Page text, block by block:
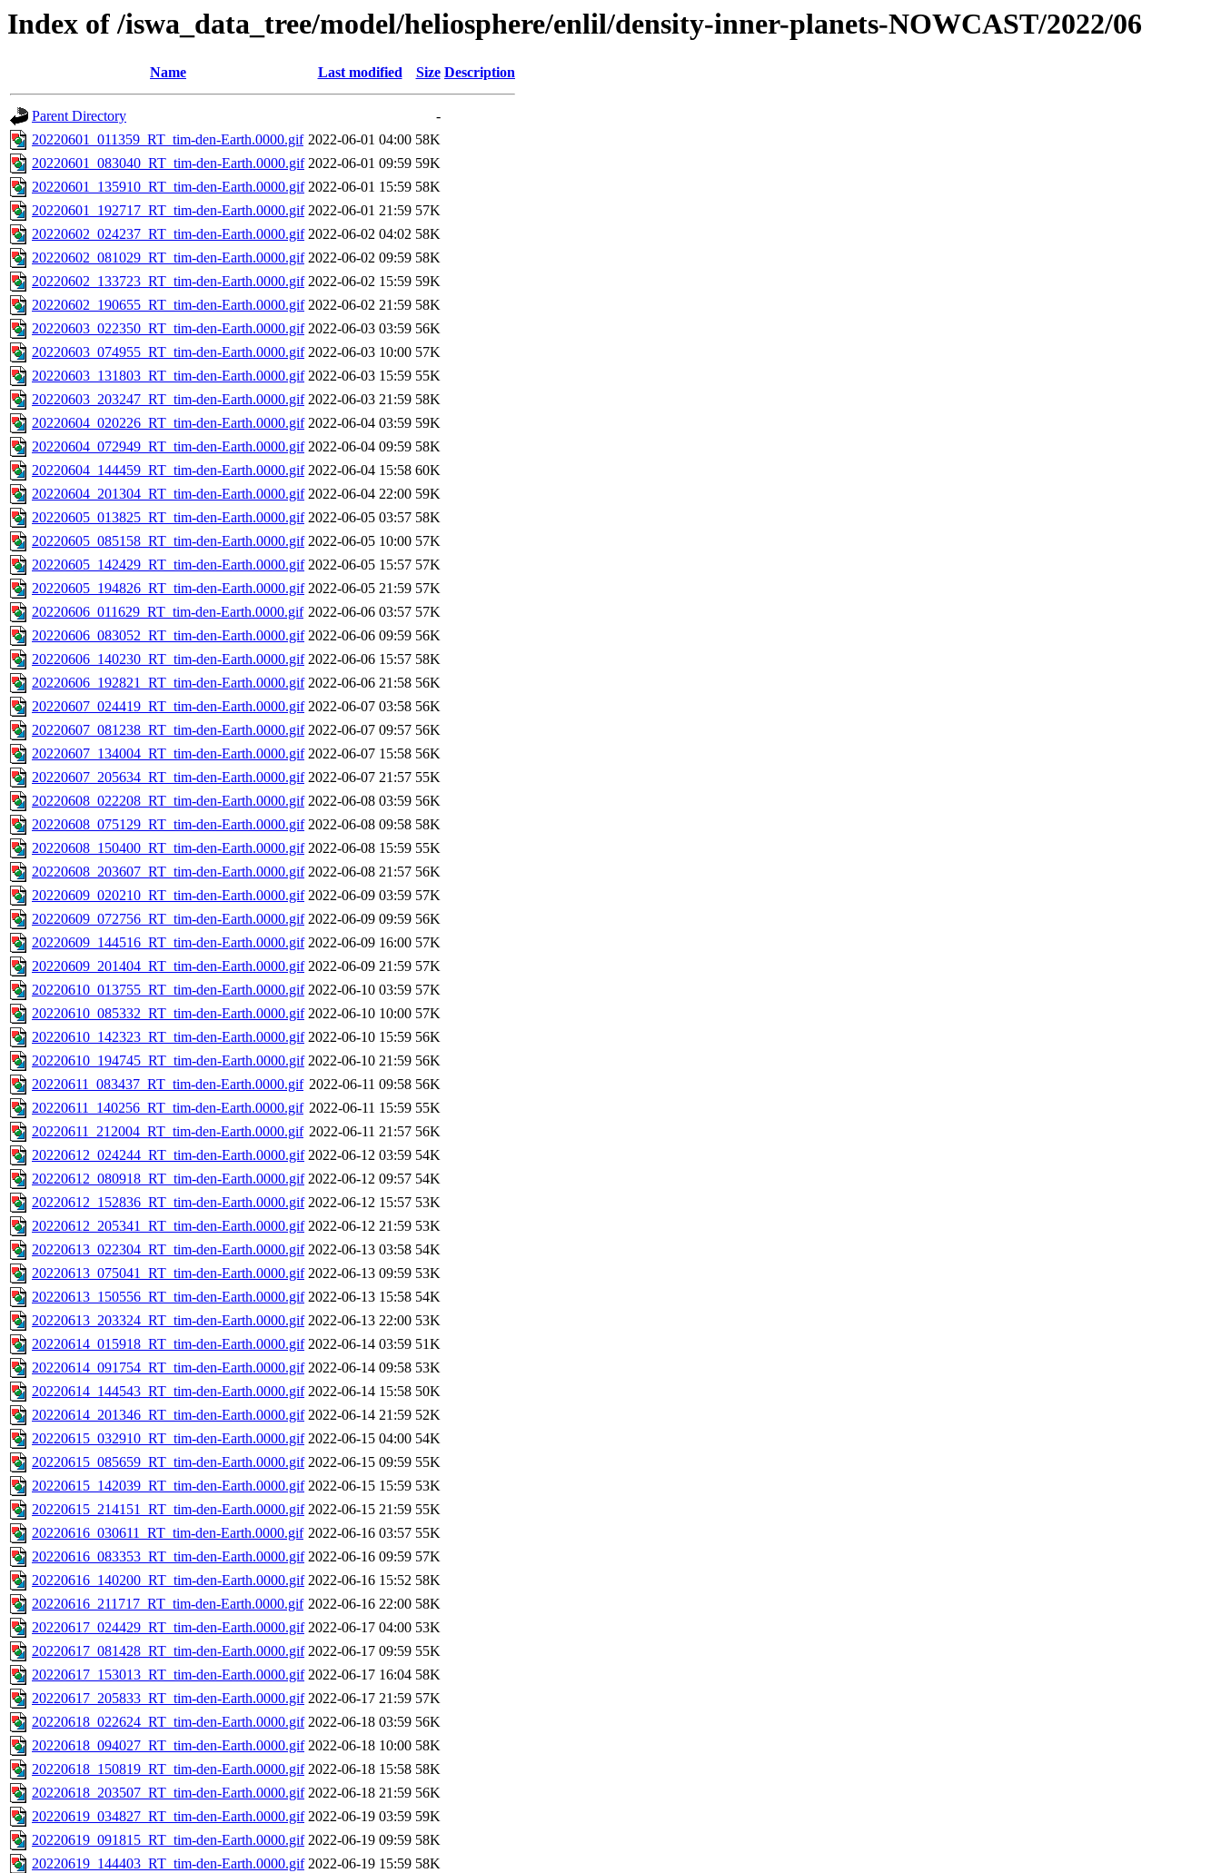
Index of /iswa_data_tree/model/heliosphere/enlil/density-inner-planets-NOWCAST/2022/06
Name Last modified Size Description
Parent Directory
-
20220601_011359_RT_tim-den-Earth.0000.gif 2022-06-01 04:00 58K
20220601_083040_RT_tim-den-Earth.0000.gif 2022-06-01 09:59 59K
20220601_135910_RT_tim-den-Earth.0000.gif 2022-06-01 15:59 58K
20220601_192717_RT_tim-den-Earth.0000.gif 2022-06-01 21:59 57K
20220602_024237_RT_tim-den-Earth.0000.gif 2022-06-02 04:02 58K
20220602_081029_RT_tim-den-Earth.0000.gif 2022-06-02 09:59 58K
20220602_133723_RT_tim-den-Earth.0000.gif 2022-06-02 15:59 59K
20220602_190655_RT_tim-den-Earth.0000.gif 2022-06-02 21:59 58K
20220603_022350_RT_tim-den-Earth.0000.gif 2022-06-03 03:59 56K
20220603_074955_RT_tim-den-Earth.0000.gif 2022-06-03 10:00 57K
20220603_131803_RT_tim-den-Earth.0000.gif 2022-06-03 15:59 55K
20220603_203247_RT_tim-den-Earth.0000.gif 2022-06-03 21:59 58K
20220604_020226_RT_tim-den-Earth.0000.gif 2022-06-04 03:59 59K
20220604_072949_RT_tim-den-Earth.0000.gif 2022-06-04 09:59 58K
20220604_144459_RT_tim-den-Earth.0000.gif 2022-06-04 15:58 60K
20220604_201304_RT_tim-den-Earth.0000.gif 2022-06-04 22:00 59K
20220605_013825_RT_tim-den-Earth.0000.gif 2022-06-05 03:57 58K
20220605_085158_RT_tim-den-Earth.0000.gif 2022-06-05 10:00 57K
20220605_142429_RT_tim-den-Earth.0000.gif 2022-06-05 15:57 57K
20220605_194826_RT_tim-den-Earth.0000.gif 2022-06-05 21:59 57K
20220606_011629_RT_tim-den-Earth.0000.gif 2022-06-06 03:57 57K
20220606_083052_RT_tim-den-Earth.0000.gif 2022-06-06 09:59 56K
20220606_140230_RT_tim-den-Earth.0000.gif 2022-06-06 15:57 58K
20220606_192821_RT_tim-den-Earth.0000.gif 2022-06-06 21:58 56K
20220607_024419_RT_tim-den-Earth.0000.gif 2022-06-07 03:58 56K
20220607_081238_RT_tim-den-Earth.0000.gif 2022-06-07 09:57 56K
20220607_134004_RT_tim-den-Earth.0000.gif 2022-06-07 15:58 56K
20220607_205634_RT_tim-den-Earth.0000.gif 2022-06-07 21:57 55K
20220608_022208_RT_tim-den-Earth.0000.gif 2022-06-08 03:59 56K
20220608_075129_RT_tim-den-Earth.0000.gif 2022-06-08 09:58 58K
20220608_150400_RT_tim-den-Earth.0000.gif 2022-06-08 15:59 55K
20220608_203607_RT_tim-den-Earth.0000.gif 2022-06-08 21:57 56K
20220609_020210_RT_tim-den-Earth.0000.gif 2022-06-09 03:59 57K
20220609_072756_RT_tim-den-Earth.0000.gif 2022-06-09 09:59 56K
20220609_144516_RT_tim-den-Earth.0000.gif 2022-06-09 16:00 57K
20220609_201404_RT_tim-den-Earth.0000.gif 2022-06-09 21:59 57K
20220610_013755_RT_tim-den-Earth.0000.gif 2022-06-10 03:59 57K
20220610_085332_RT_tim-den-Earth.0000.gif 2022-06-10 10:00 57K
20220610_142323_RT_tim-den-Earth.0000.gif 2022-06-10 15:59 56K
20220610_194745_RT_tim-den-Earth.0000.gif 2022-06-10 21:59 56K
20220611_083437_RT_tim-den-Earth.0000.gif 2022-06-11 09:58 56K
20220611_140256_RT_tim-den-Earth.0000.gif 2022-06-11 15:59 55K
20220611_212004_RT_tim-den-Earth.0000.gif 2022-06-11 21:57 56K
20220612_024244_RT_tim-den-Earth.0000.gif 2022-06-12 03:59 54K
20220612_080918_RT_tim-den-Earth.0000.gif 2022-06-12 09:57 54K
20220612_152836_RT_tim-den-Earth.0000.gif 2022-06-12 15:57 53K
20220612_205341_RT_tim-den-Earth.0000.gif 2022-06-12 21:59 53K
20220613_022304_RT_tim-den-Earth.0000.gif 2022-06-13 03:58 54K
20220613_075041_RT_tim-den-Earth.0000.gif 2022-06-13 09:59 53K
20220613_150556_RT_tim-den-Earth.0000.gif 2022-06-13 15:58 54K
20220613_203324_RT_tim-den-Earth.0000.gif 2022-06-13 22:00 53K
20220614_015918_RT_tim-den-Earth.0000.gif 2022-06-14 03:59 51K
20220614_091754_RT_tim-den-Earth.0000.gif 2022-06-14 09:58 53K
20220614_144543_RT_tim-den-Earth.0000.gif 2022-06-14 15:58 50K
20220614_201346_RT_tim-den-Earth.0000.gif 2022-06-14 21:59 52K
20220615_032910_RT_tim-den-Earth.0000.gif 2022-06-15 04:00 54K
20220615_085659_RT_tim-den-Earth.0000.gif 2022-06-15 09:59 55K
20220615_142039_RT_tim-den-Earth.0000.gif 2022-06-15 15:59 53K
20220615_214151_RT_tim-den-Earth.0000.gif 2022-06-15 21:59 55K
20220616_030611_RT_tim-den-Earth.0000.gif 2022-06-16 03:57 55K
20220616_083353_RT_tim-den-Earth.0000.gif 2022-06-16 09:59 57K
20220616_140200_RT_tim-den-Earth.0000.gif 2022-06-16 15:52 58K
20220616_211717_RT_tim-den-Earth.0000.gif 2022-06-16 22:00 58K
20220617_024429_RT_tim-den-Earth.0000.gif 2022-06-17 04:00 53K
20220617_081428_RT_tim-den-Earth.0000.gif 2022-06-17 09:59 55K
20220617_153013_RT_tim-den-Earth.0000.gif 2022-06-17 16:04 58K
20220617_205833_RT_tim-den-Earth.0000.gif 2022-06-17 21:59 57K
20220618_022624_RT_tim-den-Earth.0000.gif 2022-06-18 03:59 56K
20220618_094027_RT_tim-den-Earth.0000.gif 2022-06-18 10:00 58K
20220618_150819_RT_tim-den-Earth.0000.gif 2022-06-18 15:58 58K
20220618_203507_RT_tim-den-Earth.0000.gif 2022-06-18 21:59 56K
20220619_034827_RT_tim-den-Earth.0000.gif 2022-06-19 03:59 59K
20220619_091815_RT_tim-den-Earth.0000.gif 2022-06-19 09:59 58K
20220619_144403_RT_tim-den-Earth.0000.gif 2022-06-19 15:59 58K